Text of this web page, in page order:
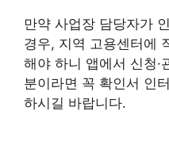
만약 사업장 담당자가
경우, 지역 고용센터에
해야 하니 앱에서 신청·
분이라면 꼭 확인서 인
하시길 바랍니다.